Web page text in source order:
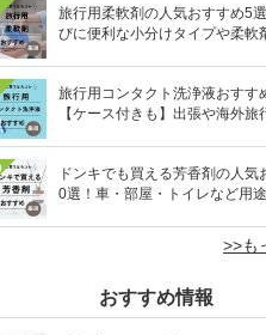
旅行用柔軟剤の人気おすすめ5
びに便利な小分けタイプや柔軟
旅行用コンタクト洗浄液おすす
【ケース付きも】出張や海外旅
ドンキでも買える芳香剤の人気
0選！車・部屋・トイレなど用
>>も
おすすめ情報